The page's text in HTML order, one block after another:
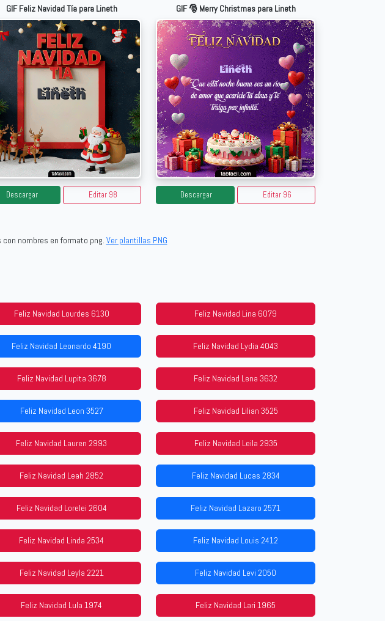
GIF Feliz Navidad Tía para Lineth
Descargar Editar 98
GIF 🎅 Merry Christmas para Lineth
Descargar Editar 96
nombres en formato png. Ver plantillas PNG
Feliz Navidad Lourdes 6130 Feliz Navidad Lina 6079
Feliz Navidad Leonardo 4190 Feliz Navidad Lydia 4043
Feliz Navidad Lupita 3678 Feliz Navidad Lena 3632
Feliz Navidad Leon 3527 Feliz Navidad Lilian 3525
Feliz Navidad Lauren 2993 Feliz Navidad Leila 2935
Feliz Navidad Leah 2852 Feliz Navidad Lucas 2834
Feliz Navidad Lorelei 2604 Feliz Navidad Lazaro 2571
Feliz Navidad Linda 2534 Feliz Navidad Louis 2412
Feliz Navidad Leyla 2221 Feliz Navidad Levi 2050
Feliz Navidad Lula 1974 Feliz Navidad Lari 1965